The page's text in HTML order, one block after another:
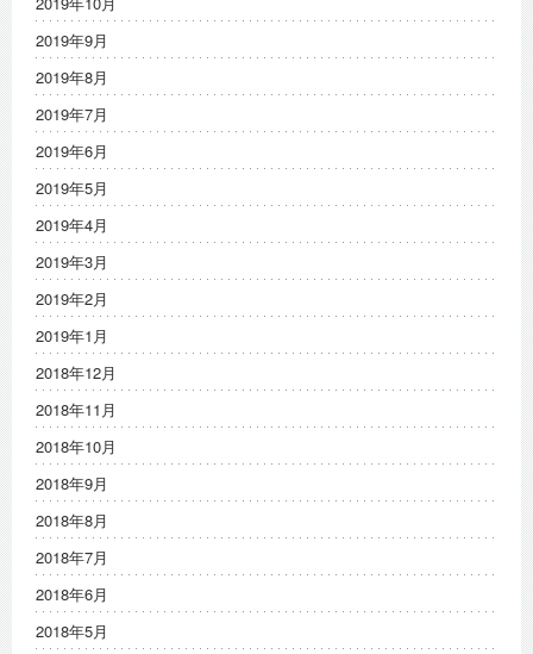
2019年9月
2019年8月
2019年7月
2019年6月
2019年5月
2019年4月
2019年3月
2019年2月
2019年1月
2018年12月
2018年11月
2018年10月
2018年9月
2018年8月
2018年7月
2018年6月
2018年5月